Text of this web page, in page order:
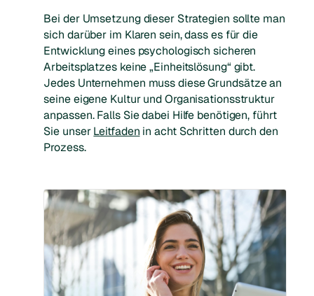
Bei der Umsetzung dieser Strategien sollte man
sich darüber im Klaren sein, dass es für die
Entwicklung eines psychologisch sicheren
Arbeitsplatzes keine „Einheitslösung“ gibt.
Jedes Unternehmen muss diese Grundsätze an
seine eigene Kultur und Organisationsstruktur
anpassen. Falls Sie dabei Hilfe benötigen, führt
Sie unserLeitfaden in acht Schritten durch den
Prozess.